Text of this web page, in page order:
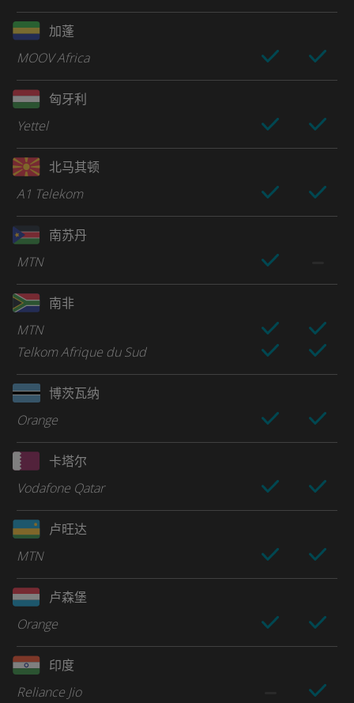
加蓬
MOOV Africa
匈牙利
Yettel
北马其顿
A1 Telekom
南苏丹
MTN
南非
MTN
Telkom Afrique du Sud
博茨瓦纳
Orange
卡塔尔
Vodafone Qatar
卢旺达
MTN
卢森堡
Orange
印度
Reliance Jio